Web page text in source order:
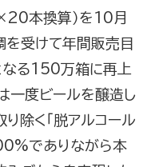
本換算）を10月
を受けて年間販売目
なる150万箱に再上
は一度ビールを醸造し
除く「脱アルコール
でありながら本